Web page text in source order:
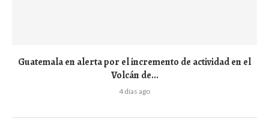
Guatemala en alerta por el incremento de actividad en el
Volcán de...
4 días ago